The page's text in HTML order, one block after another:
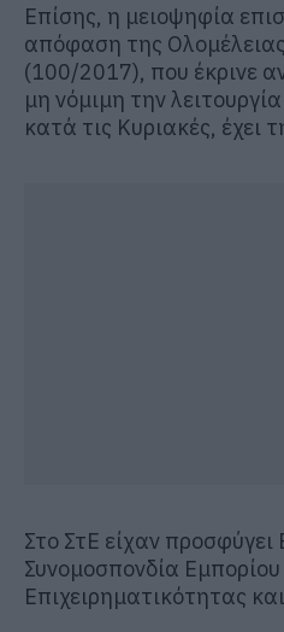
Επίσης, η μειοψηφία
απόφαση της
(100/2017), που έκρινε
μη νόμιμη την
κατά τις Κυριακές, έχει
Στο ΣτΕ είχαν προσφύγει
Συνομοσπονδία Εμπορίου
Επιχειρηματικότητας